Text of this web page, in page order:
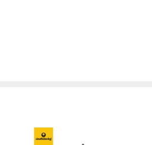
Click để xem thêm chiết khấu,